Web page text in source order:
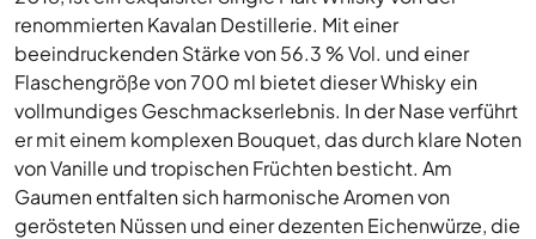
renommierten Kavalan Destillerie. Mit einer
beeindruckenden Stärke von 56.3 % Vol. und einer
Flaschengröße von 700 ml bietet dieser Whisky ein
vollmundiges Geschmackserlebnis. In der Nase verführt
er mit einem komplexen Bouquet, das durch klare Noten
von Vanille und tropischen Früchten besticht. Am
Gaumen entfalten sich harmonische Aromen von
gerösteten Nüssen und einer dezenten Eichenwürze, die